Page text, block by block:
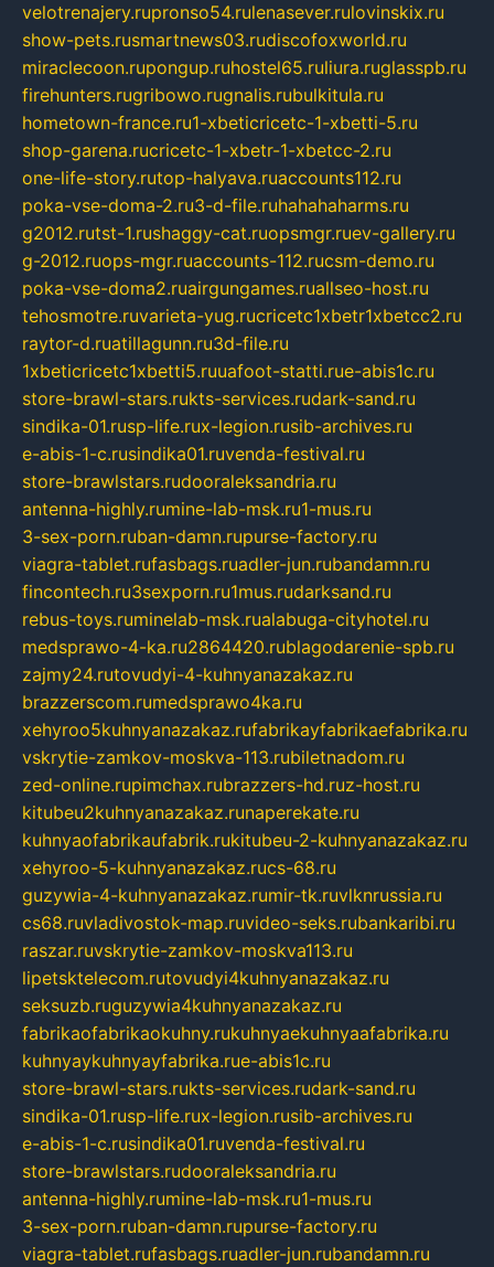
velotrenajery.rupronso54.rulenasever.rulovinskix.ru
show-pets.rusmartnews03.rudiscofoxworld.ru
miraclecoon.rupongup.ruhostel65.ruliura.ruglasspb.ru
firehunters.rugribowo.rugnalis.rubulkitula.ru
hometown-france.ru1-xbeticricetc-1-xbetti-5.ru
shop-garena.rucricetc-1-xbetr-1-xbetcc-2.ru
one-life-story.rutop-halyava.ruaccounts112.ru
poka-vse-doma-2.ru3-d-file.ruhahahaharms.ru
g2012.rutst-1.rushaggy-cat.ruopsmgr.ruev-gallery.ru
g-2012.ruops-mgr.ruaccounts-112.rucsm-demo.ru
poka-vse-doma2.ruairgungames.ruallseo-host.ru
tehosmotre.ruvarieta-yug.rucricetc1xbetr1xbetcc2.ru
raytor-d.ruatillagunn.ru3d-file.ru
1xbeticricetc1xbetti5.ruuafoot-statti.rue-abis1c.ru
store-brawl-stars.rukts-services.rudark-sand.ru
sindika-01.rusp-life.rux-legion.rusib-archives.ru
e-abis-1-c.rusindika01.ruvenda-festival.ru
store-brawlstars.rudooraleksandria.ru
antenna-highly.rumine-lab-msk.ru1-mus.ru
3-sex-porn.ruban-damn.rupurse-factory.ru
viagra-tablet.rufasbags.ruadler-jun.rubandamn.ru
fincontech.ru3sexporn.ru1mus.rudarksand.ru
rebus-toys.ruminelab-msk.rualabuga-cityhotel.ru
medsprawo-4-ka.ru2864420.rublagodarenie-spb.ru
zajmy24.rutovudyi-4-kuhnyanazakaz.ru
brazzerscom.rumedsprawo4ka.ru
xehyroo5kuhnyanazakaz.rufabrikayfabrikaefabrika.ru
vskrytie-zamkov-moskva-113.rubiletnadom.ru
zed-online.rupimchax.rubrazzers-hd.ruz-host.ru
kitubeu2kuhnyanazakaz.runaperekate.ru
kuhnyaofabrikaufabrik.rukitubeu-2-kuhnyanazakaz.ru
xehyroo-5-kuhnyanazakaz.rucs-68.ru
guzywia-4-kuhnyanazakaz.rumir-tk.ruvlknrussia.ru
cs68.ruvladivostok-map.ruvideo-seks.rubankaribi.ru
raszar.ruvskrytie-zamkov-moskva113.ru
lipetsktelecom.rutovudyi4kuhnyanazakaz.ru
seksuzb.ruguzywia4kuhnyanazakaz.ru
fabrikaofabrikaokuhny.rukuhnyaekuhnyaafabrika.ru
kuhnyaykuhnyayfabrika.rue-abis1c.ru
store-brawl-stars.rukts-services.rudark-sand.ru
sindika-01.rusp-life.rux-legion.rusib-archives.ru
e-abis-1-c.rusindika01.ruvenda-festival.ru
store-brawlstars.rudooraleksandria.ru
antenna-highly.rumine-lab-msk.ru1-mus.ru
3-sex-porn.ruban-damn.rupurse-factory.ru
viagra-tablet.rufasbags.ruadler-jun.rubandamn.ru